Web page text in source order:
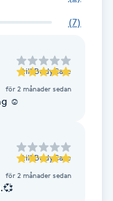
(7)
till BodyCare
för 2 månader sedan
☺️
till BodyCare
för 2 månader sedan